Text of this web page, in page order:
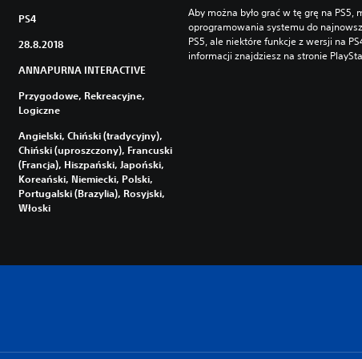
PS4
28.8.2018
ANNAPURNA INTERACTIVE
Przygodowe, Rekreacyjne,
Logiczne
Angielski, Chiński (tradycyjny),
Chiński (uproszczony), Francuski
(Francja), Hiszpański, Japoński,
Koreański, Niemiecki, Polski,
Portugalski (Brazylia), Rosyjski,
Włoski
Aby można było grać w tę grę na
oprogramowania systemu do
PS5, ale niektóre funkcje z wersji na
informacji znajdziesz na stronie